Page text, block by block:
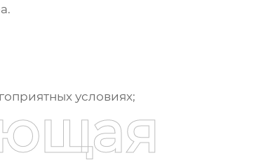
условиях;